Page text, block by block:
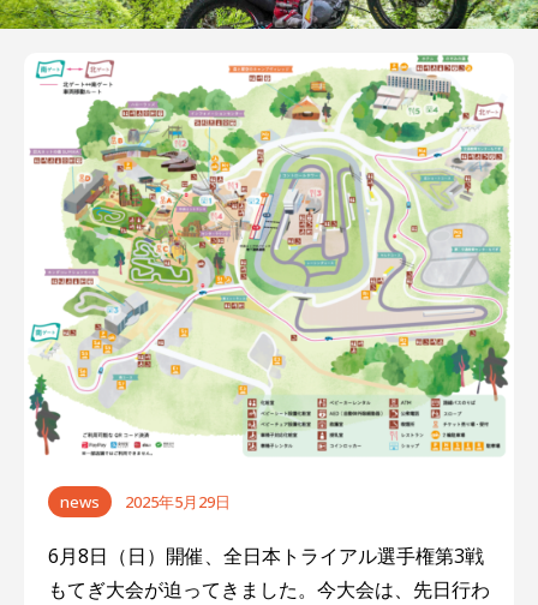
news 2025年5月29日
6月8日（日）開催、全日本トライアル選手権第3戦
もてぎ大会が迫ってきました。今大会は、先日行わ
投
ナ
ビ
ゲ
ー
シ
ョ
ン